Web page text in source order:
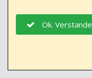
Ok.